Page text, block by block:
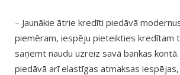
– Jaunākie ātrie kredīti piedāvā
piemēram, iespēju pieteikties kredītam
saņemt naudu uzreiz savā bankas
piedāvā arī elastīgas atmaksas